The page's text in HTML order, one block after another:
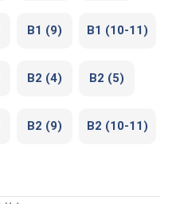
В1 (9) В1 (10-11)
В2 (4) В2 (5)
В2 (9) В2 (10-11)